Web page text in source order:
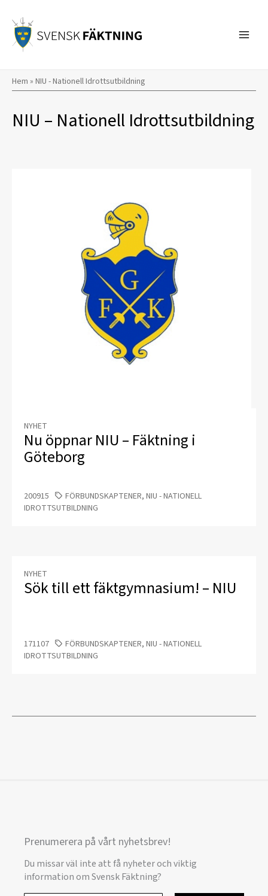
innehåll
Hem » NIU - Nationell Idrottsutbildning
NIU – Nationell Idrottsutbildning
NYHET
Nu öppnar NIU – Fäktning i
Göteborg
200915
FÖRBUNDSKAPTENER, NIU - NATIONELL
IDROTTSUTBILDNING
NYHET
Sök till ett fäktgymnasium! – NIU
171107
FÖRBUNDSKAPTENER, NIU - NATIONELL
IDROTTSUTBILDNING
Prenumerera på vårt nyhetsbrev!
Du missar väl inte att få nyheter och viktig
information om Svensk Fäktning?